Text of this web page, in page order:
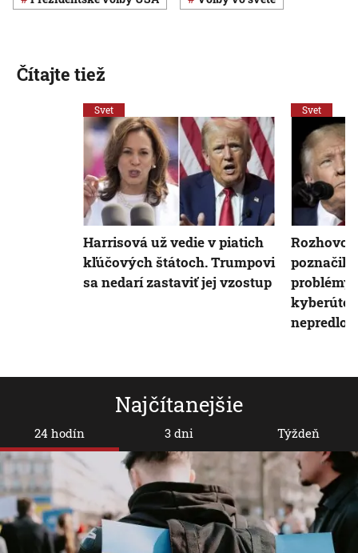
Najčítanejšie
24 hodín 3 dni Týždeň
Čítajte tiež
Svet
Harrisová už vedie v piatich
kľúčových štátoch. Trumpovi
sa nedarí zastaviť jej vzostup
Svet
poznačili